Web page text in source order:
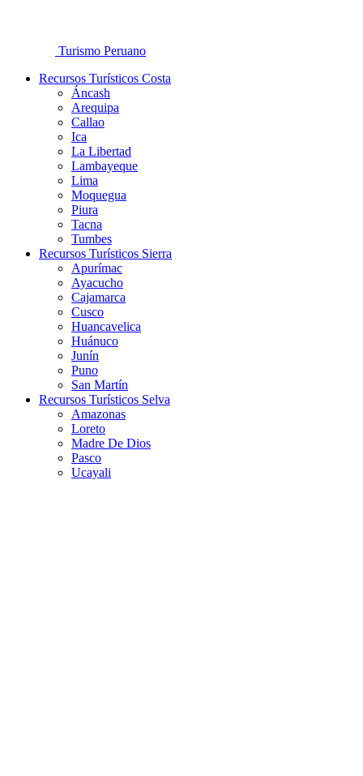
Turismo Peruano
Recursos Turísticos Costa
Áncash
Arequipa
Callao
Ica
La Libertad
Lambayeque
Lima
Moquegua
Piura
Tacna
Tumbes
Recursos Turísticos Sierra
Apurímac
Ayacucho
Cajamarca
Cusco
Huancavelica
Huánuco
Junín
Puno
San Martín
Recursos Turísticos Selva
Amazonas
Loreto
Madre De Dios
Pasco
Ucayali